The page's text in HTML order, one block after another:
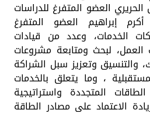
العضو المتفرغ للدراسات
أكرم إبراهيم العضو المتفرغ
الخدمات، وعدد من قيادات
العمل، لبحث ومتابعة مشروعات
والتنسيق وتعزيز سبل الشراكة
، وما يتعلق بالخدمات
المتجددة واستراتيجية
الاعتماد على مصادر الطاقة